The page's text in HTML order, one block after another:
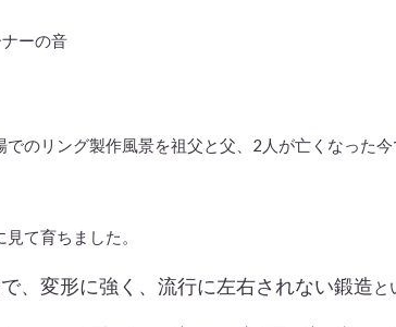
ーの音
のリング製作風景を祖父と父、2人が亡くなった今
て育ちました。
、変形に強く、流行に左右されない鍛造と